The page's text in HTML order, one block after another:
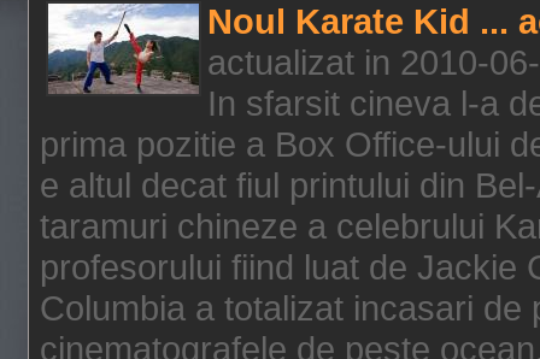
Noul Karate Kid ...
actualizat in 2010-
In sfarsit cineva l-a
prima pozitie a Box Office-ului
e altul decat fiul printului din
taramuri chineze a celebrului
profesorului fiind luat de Jackie
Columbia a totalizat incasari
cinematografele de peste